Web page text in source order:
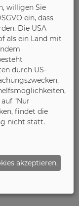
Wir alle
Grad-Ziel der
sorgen für
der
des
www.dgm-
der
willigen Sie
ein, dass
Die USA
als ein Land mit
durch US-
"Nur
findet die
nicht statt.
akzeptieren.